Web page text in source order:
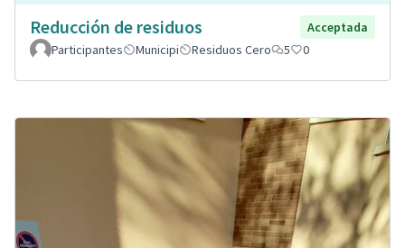
Reducción de residuos
Acceptada
Participantes
Municipi Residuos Cero 5 0